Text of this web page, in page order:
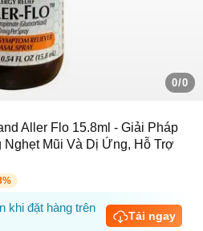
0/0
Aller Flo 15.8ml - Giải Pháp
Nghẹt Mũi Và Dị Ứng, Hỗ Trợ
%
khi đặt hàng trên
Tải ngay